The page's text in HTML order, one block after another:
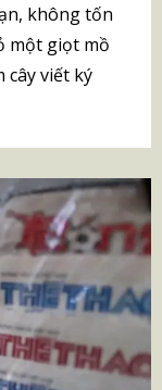
không tốn
một giọt mồ
cây viết ký